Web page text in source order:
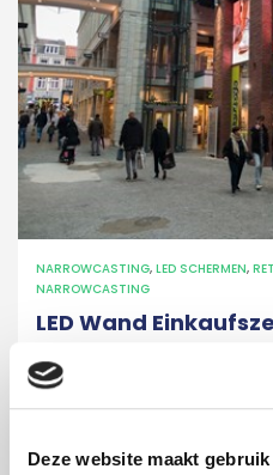
Deze website maakt
NARROWCASTING, LED SCHERMEN,
NARROWCASTING
LED Wand
Einkaufszentrum Entre
einen Wunsch: Das
übernehmen! Große,